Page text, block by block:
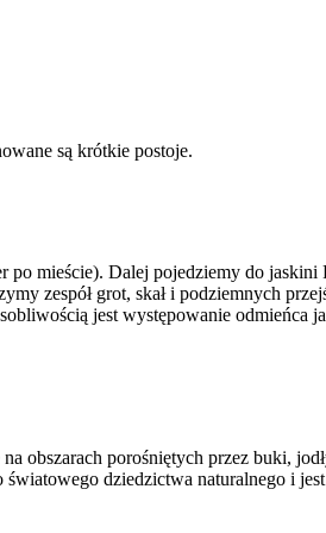
są krótkie postoje.
mieście). Dalej pojedziemy do
zespół grot, skał i podziemnych
jest występowanie
obszarach porośniętych przez buki,
dziedzictwa naturalnego i